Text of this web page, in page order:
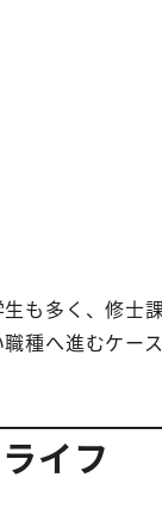
も多く、修士
種へ進むケー
イフ